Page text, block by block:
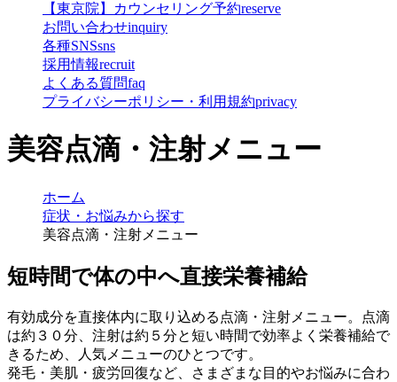
【東京院】カウンセリング予約reserve
お問い合わせinquiry
各種SNSsns
採用情報recruit
よくある質問faq
プライバシーポリシー・利用規約privacy
美容点滴・注射メニュー
ホーム
症状・お悩みから探す
美容点滴・注射メニュー
短時間で体の中へ直接栄養補給
有効成分を直接体内に取り込める点滴・注射メニュー。点滴
は約３０分、注射は約５分と短い時間で効率よく栄養補給で
きるため、人気メニューのひとつです。
発毛・美肌・疲労回復など、さまざまな目的やお悩みに合わ